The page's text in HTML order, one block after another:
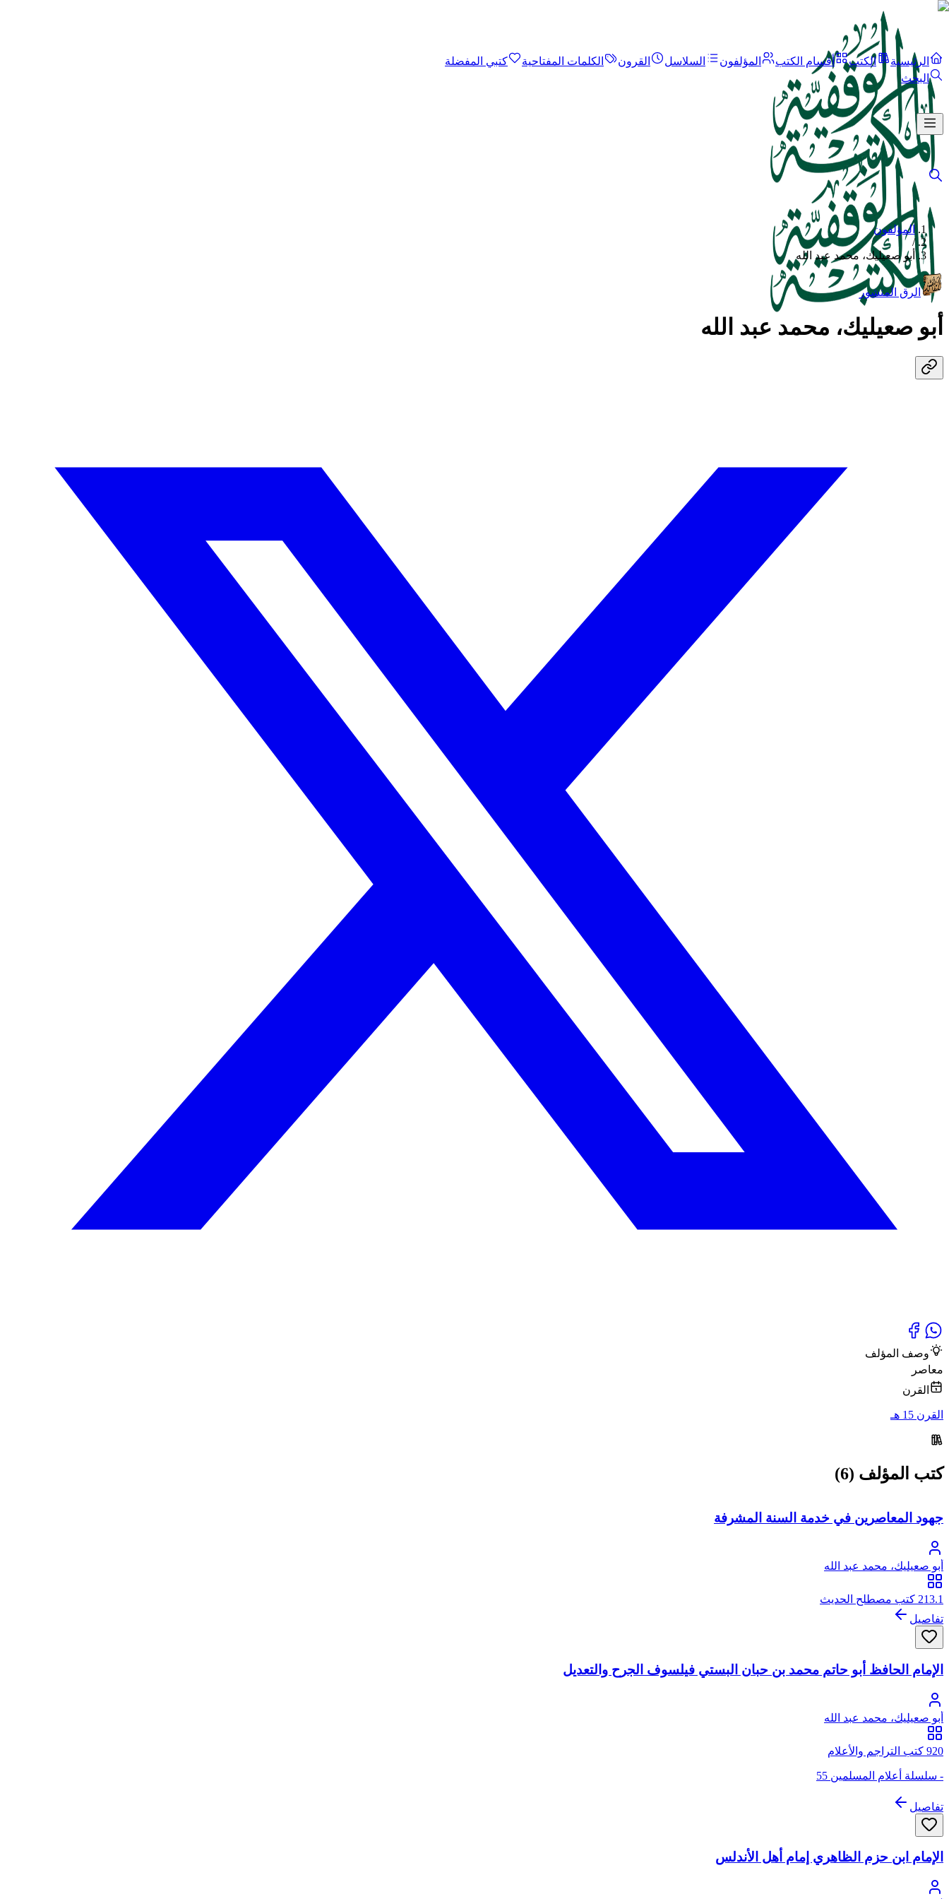
الرئيسية الكتب أقسام الكتب المؤلفون السلاسل القرون الكلمات المفتاحية
كتبي المفضلة
البحث
المؤلفون
/
أبو صعيليك، محمد عبد الله
الرق المنشور
أبو صعيليك، محمد عبد الله
وصف المؤلف
معاصر
القرن
القرن 15 هـ
كتب المؤلف (6)
جهود المعاصرين في خدمة السنة المشرفة
أبو صعيليك، محمد عبد الله
213.1 كتب مصطلح الحديث
تفاصيل
الإمام الحافظ أبو حاتم محمد بن حبان البستي فيلسوف الجرح والتعديل
أبو صعيليك، محمد عبد الله
920 كتب التراجم والأعلام
- سلسلة أعلام المسلمين 55
تفاصيل
الإمام ابن حزم الظاهري إمام أهل الأندلس